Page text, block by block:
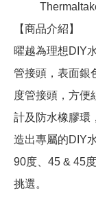
【商品介紹】
曜越為理想DIY
管接頭，表面銀
度管接頭，方便
計及防水橡膠環
造出專屬的DIY
90度、45 & 45
挑選。